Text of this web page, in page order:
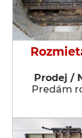
Prodej /
Predám